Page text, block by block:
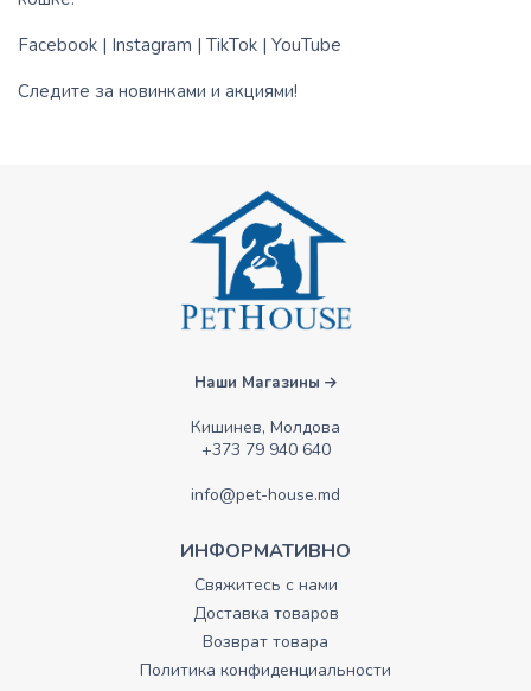
Facebook | Instagram | TikTok | YouTube
Следите за новинками и акциями!
Наши Магазины
Кишинев, Молдова
+373 79 940 640
info@pet-house.md
ИНФОРМАТИВНО
Свяжитесь с нами
Доставка товаров
Возврат товара
Политика конфиденциальности